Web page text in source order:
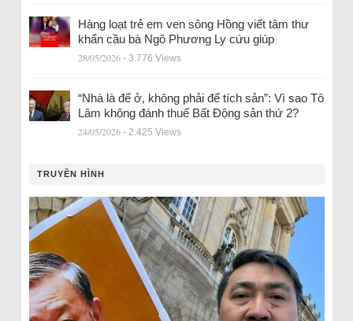
Hàng loạt trẻ em ven sông Hồng viết tâm thư
khẩn cầu bà Ngô Phương Ly cứu giúp
28/05/2026 - 3.776 Views
“Nhà là để ở, không phải để tích sản”: Vì sao Tô
Lâm không đánh thuế Bất Động sản thứ 2?
24/05/2026 - 2.425 Views
TRUYỀN HÌNH